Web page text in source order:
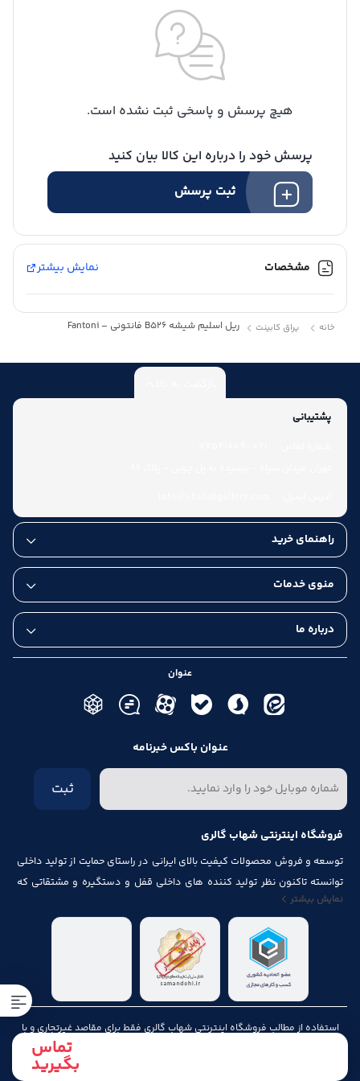
تماس
بگیرید
هیچ پرسش و پاسخی ثبت نشده است.
پرسش خود را درباره این کالا بیان کنید
ثبت پرسش
مشخصات نمایش بیشتر
خانه یراق کابینت ریل اسلیم شیشه B526 فانتونی – Fantoni
پشتیبانی
راهنمای خرید
منوی خدمات
درباره ما
عنوان
عنوان باکس خبرنامه
ثبت
فروشگاه اینترنتی شهاب گالری
توسعه و فروش محصولات کیفیت بالای ایرانی در راستای حمایت از تولید داخلی
توانسته تاکنون نظر تولید کننده های داخلی قفل و دستگیره و مشتقاتی که
مرتبط با درب و پنجره باشد از قبیل شماره پلاک، جک آرام بند ، فنر های در ، لولا ،
چرخ ، پیچ ، ریل ، پایه کابینت و لوازم آلات مصرف شده در کابینت را به خود جلب
نمایش بیشتر
استفاده از مطالب فروشگاه اینترنتی شهاب گالری فقط برای مقاصد غیرتجاری و با
ذکر منبع بلامانع است. کلیه حقوق این سایت متعلق به شهاب گالری می‌باشد.